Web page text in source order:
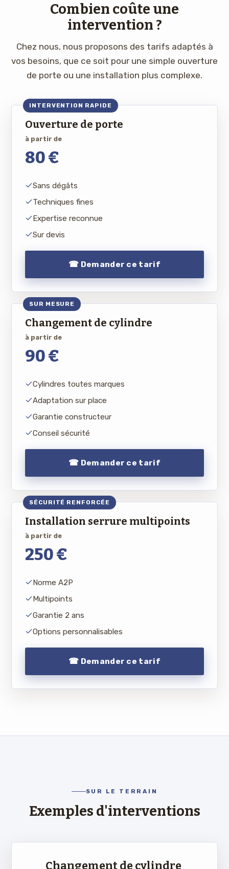
Combien coûte une
intervention ?
Chez nous, nous proposons des tarifs adaptés à
vos besoins, que ce soit pour une simple ouverture
de porte ou une installation plus complexe.
INTERVENTION RAPIDE
Ouverture de porte
à partir de
80 €
Sans dégâts
Techniques fines
Expertise reconnue
Sur devis
☎ Demander ce tarif
SUR MESURE
Changement de cylindre
à partir de
90 €
Cylindres toutes marques
Adaptation sur place
Garantie constructeur
Conseil sécurité
☎ Demander ce tarif
SÉCURITÉ RENFORCÉE
Installation serrure multipoints
à partir de
250 €
Norme A2P
Multipoints
Garantie 2 ans
Options personnalisables
☎ Demander ce tarif
SUR LE TERRAIN
Exemples d'interventions
Changement de cylindre